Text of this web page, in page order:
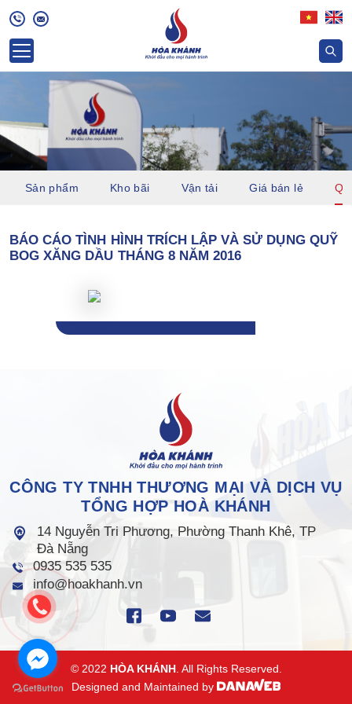
Sản phẩm Kho bãi Vận tải Giá bán lẻ
BÁO CÁO TÌNH HÌNH TRÍCH LẬP VÀ SỬ DỤNG QUỸ
BOG XĂNG DẦU THÁNG 8 NĂM 2016
CÔNG TY TNHH THƯƠNG MẠI VÀ DỊCH VỤ
TỔNG HỢP HOÀ KHÁNH
14 Nguyễn Tri Phương, Phường Thanh Khê, TP
Đà Nẵng
0935 535 535
info@hoakhanh.vn
© 2022 HÒA KHÁNH. All Rights Reserved.
Designed and Maintained by